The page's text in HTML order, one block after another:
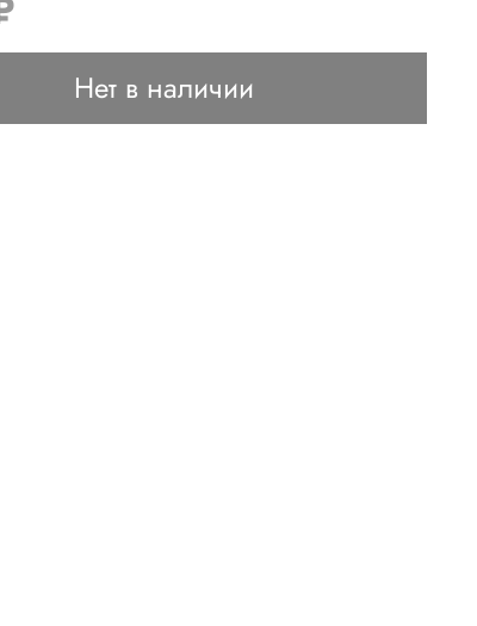
Нет в наличии